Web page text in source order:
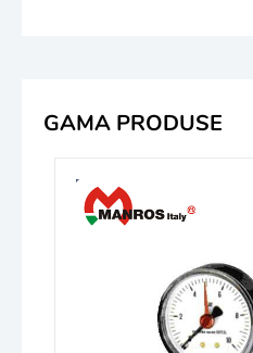
GAMA PRODUSE